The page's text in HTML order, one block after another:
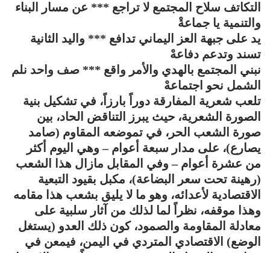
التكاتف سلاح المجتمع لا تراجع *** عن مسار البناء
والتنمية يا جماعةْ
يد على جبهة العز اليماني تدافع *** واليد الثانية
تسند وتدعم دفاعهْ
نبني المجتمع بالهدي والأمر واقع *** صف واحد نلم
الشمل نحو اجتماعهْ
تلعب شعرية المفارقة دوراً بارزاً، في تشكيل بنية
الصورة الشعرية، حيث يبرز التناقض الحاد، بين
صورة الشعب الحر، في تموضعه المقاوم (صامد
يصارع)، على مدار سبعة أعوام – وهي اليوم أكثر
من عشرة أعوام – وفي المقابل مازال هذا الشعب
(رهينة تحت سعر البضاعة)، مكبل بقيود التبعية
الاقتصادية لأعدائه، وهو ما لا يليق بشعب هذا مقامه
وهذا موقفه، نظراً لما لذلك من آثار سلبية على
معادلة المقاومة والصمود، كون ذلك العدو (يستغل
الوضع) الاقتصادي المتردي في اليمن، فيمعن في